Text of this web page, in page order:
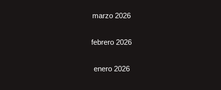
marzo 2026
febrero 2026
enero 2026